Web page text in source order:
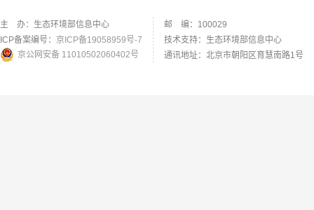
主 办：生态环境部信息中心
ICP备案编号： 京ICP备19058959号-7
京公网安备 11010502060402号
邮 编：100029
技术支持：生态环境部信息中心
通讯地址：北京市朝阳区育慧南路1号